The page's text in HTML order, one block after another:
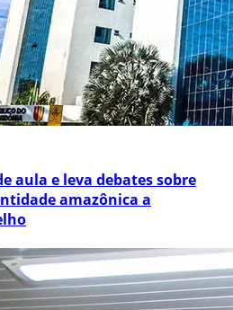
aula e leva debates sobre
amazônica a